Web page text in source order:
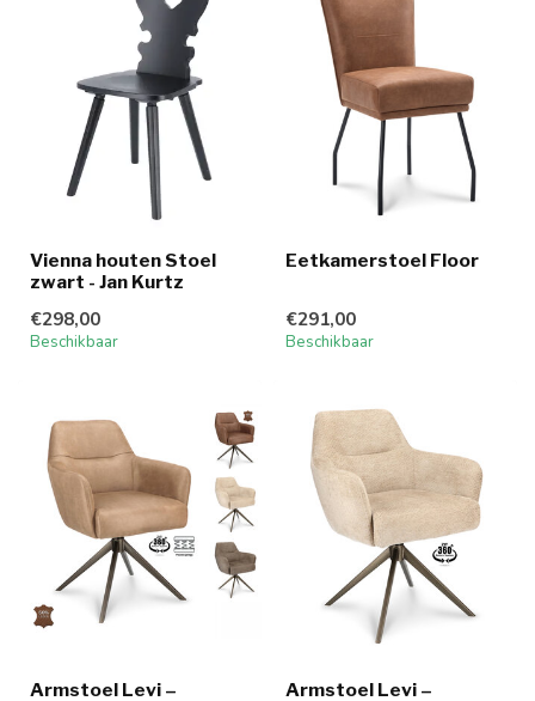
Vienna houten Stoel
zwart - Jan Kurtz
€298,00
Beschikbaar
Eetkamerstoel Floor
€291,00
Beschikbaar
Armstoel Levi –
Armstoel Levi –